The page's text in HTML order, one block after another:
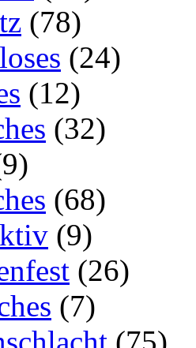
(78)
(24)
(12)
(32)
(68)
(9)
(26)
(7)